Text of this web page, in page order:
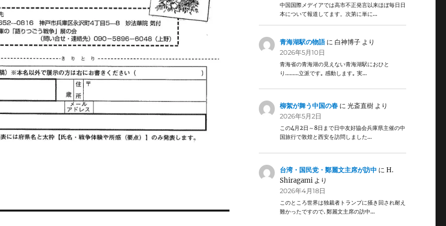
中国国際メデイアでは高市不正発言以来ほぼ毎日日
本について報道してます。次第に単に…
青海湖駅の物語に 白神博子 より
2026年5月10日
青海省の青海湖の見えない青海湖駅におひと
り………立派です｡ 感動します｡ 実…
柳絮が舞う中国の春 に光斎直樹 より
2026年5月2日
この4月2日～8日まで日中友好協会兵庫県主催の中
国旅行で敦煌と西安を訪問しました…
台湾・国民党・鄭麗文主席が訪中 にH.
Shiragami より
2026年4月18日
このところ世界は独裁者トランプに掻き回され耐え
難かったですので､鄭麗文主席の訪中…